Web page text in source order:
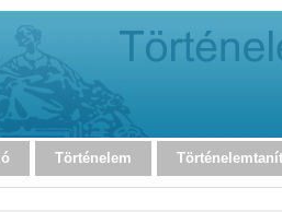
Történelem